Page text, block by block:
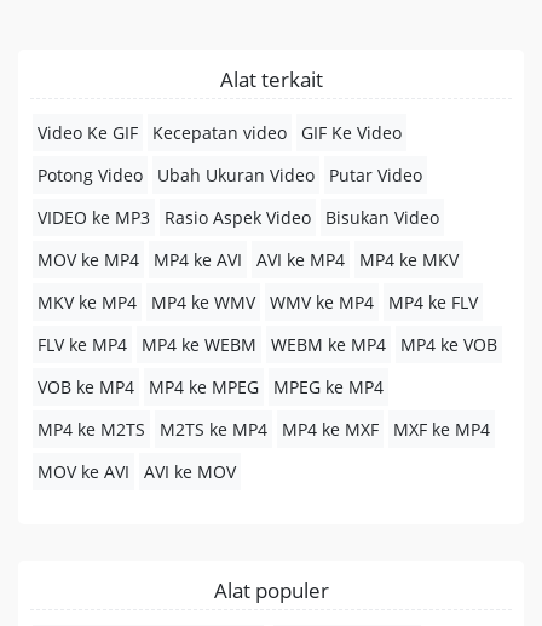
Alat terkait
Video Ke GIF Kecepatan video
GIF Ke Video
Potong Video
Ubah Ukuran Video
Putar Video
VIDEO ke MP3
Rasio Aspek Video
Bisukan Video
MOV ke MP4
MP4 ke AVI AVI ke MP4
MP4 ke MKV
MKV ke MP4
MP4 ke WMV WMV ke MP4
MP4 ke FLV
FLV ke MP4
MP4 ke WEBM WEBM ke MP4
MP4 ke VOB
VOB ke MP4
MP4 ke MPEG
MPEG ke MP4
MP4 ke M2TS
M2TS ke MP4 MP4 ke MXF
MXF ke MP4
MOV ke AVI
AVI ke MOV
Alat populer